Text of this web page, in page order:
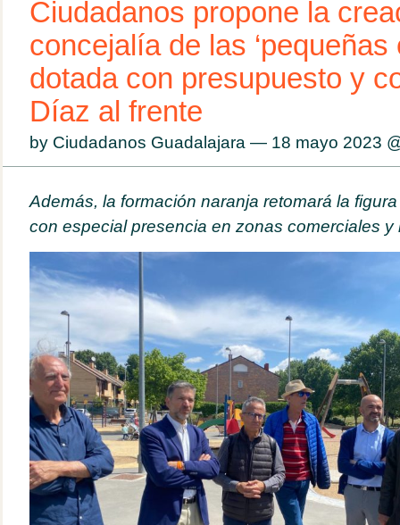
Ciudadanos propone la
concejalía de las ‘pequeñas
dotada con presupuesto y
Díaz al frente
by Ciudadanos Guadalajara — 18 mayo 2023
Además, la formación naranja retomará la
con especial presencia en zonas comerciales y